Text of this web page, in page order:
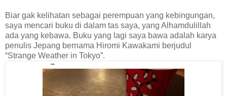
Biar gak kelihatan sebagai perempuan yang kebingungan,
saya mencari buku di dalam tas saya, yang Alhamdulillah
ada yang kebawa. Buku yang lagi saya bawa adalah karya
penulis Jepang bernama Hiromi Kawakami berjudul
“Strange Weather in Tokyo”.